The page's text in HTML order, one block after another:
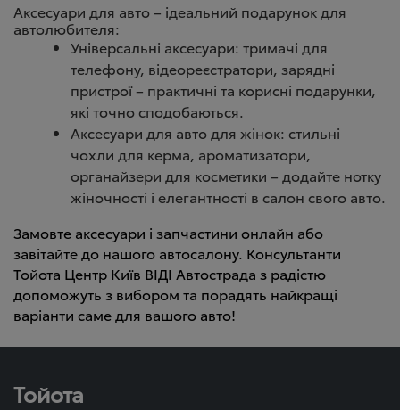
Аксесуари для авто – ідеальний подарунок для
автолюбителя:
Універсальні аксесуари: тримачі для
телефону, відеореєстратори, зарядні
пристрої – практичні та корисні подарунки,
які точно сподобаються.
Аксесуари для авто для жінок: стильні
чохли для керма, ароматизатори,
органайзери для косметики – додайте нотку
жіночності і елегантності в салон свого авто.
Замовте аксесуари і запчастини онлайн або
завітайте до нашого автосалону. Консультанти
Тойота Центр Київ ВІДІ Автострада з радістю
допоможуть з вибором та порадять найкращі
варіанти саме для вашого авто!
Тойота